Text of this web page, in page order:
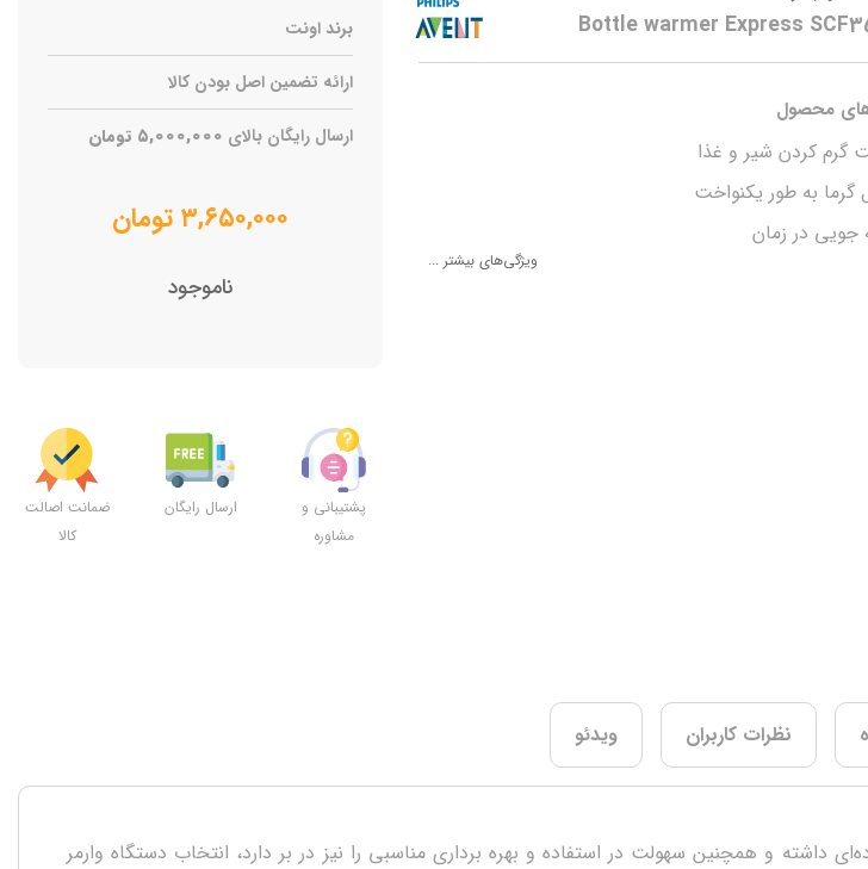
Bottle warmer Express
محصول
گرم کردن شیر و غذا
گرما به طور یکنواخت
جویی در زمان
ویژگی‌های بیشتر ...
برند اونت
ارائه تضمین اصل بودن کالا
ارسال رایگان بالای ۵,۰۰۰,۰۰۰ تومان
۳,۶۵۰,۰۰۰ تومان
ناموجود
پشتیبانی و
مشاوره
ارسال رایگان
ضمانت اصالت
کالا
نظرات کاربران ویدئو
داشته و همچنین سهولت در استفاده و بهره برداری مناسبی را نیز در بر دارد، انتخاب دستگاه وارمر